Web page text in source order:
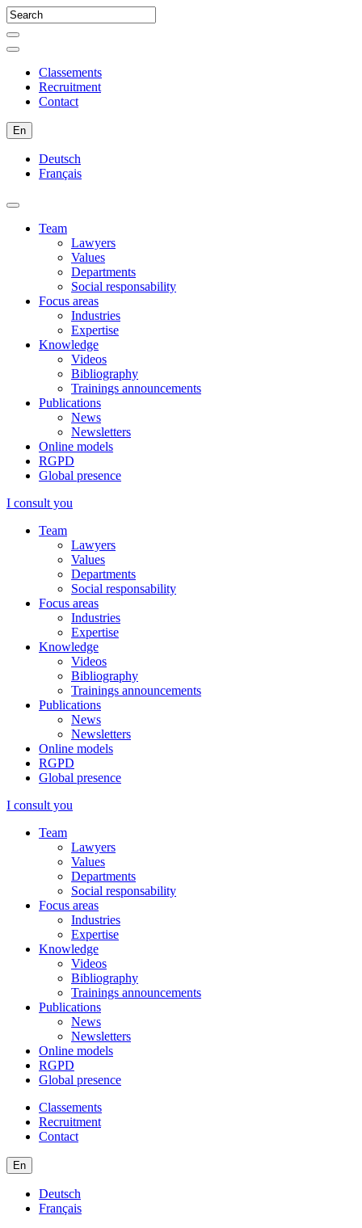
Classements
Recruitment
Contact
En
Deutsch
Français
Team
Lawyers
Values
Departments
Social responsability
Focus areas
Industries
Expertise
Knowledge
Videos
Bibliography
Trainings announcements
Publications
News
Newsletters
Online models
RGPD
Global presence
I consult you
Team
Lawyers
Values
Departments
Social responsability
Focus areas
Industries
Expertise
Knowledge
Videos
Bibliography
Trainings announcements
Publications
News
Newsletters
Online models
RGPD
Global presence
I consult you
Team
Lawyers
Values
Departments
Social responsability
Focus areas
Industries
Expertise
Knowledge
Videos
Bibliography
Trainings announcements
Publications
News
Newsletters
Online models
RGPD
Global presence
Classements
Recruitment
Contact
En
Deutsch
Français